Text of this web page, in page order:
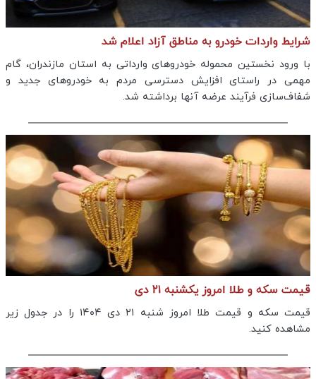
شرایط واردات خودرو به مناطق آزاد اعلام شد
با ورود نخستین محموله خودرو‌های وارداتی به استان مازندران، گام
مهمی در راستای افزایش دسترسی مردم به خودرو‌های جدید و
شفاف‌سازی فرآیند عرضه آنها برداشته شد.
قیمت سکه و طلا امروز یکشنبه ۲۱ دی
قیمت سکه و قیمت طلا امروز شنبه ۲۱ دی ۱۴۰۴ را در جدول زیر
مشاهده کنید.